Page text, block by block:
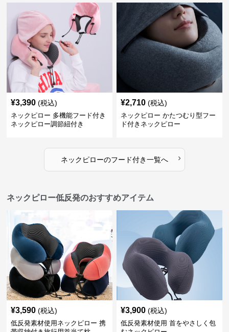
¥3,390 (税込)
ネックピロー 多機能フード付き
ネックピロー調節紐付き
¥2,710 (税込)
ネックピロー かたつむり型フー
ド付きネックピロー
ネックピローのフード付き一覧へ ›
ネックピロー低反発のおすすめアイテム
¥3,590 (税込)
低反発素材使用ネックピロー 携
¥3,900 (税込)
低反発素材使用 首をやさしく包